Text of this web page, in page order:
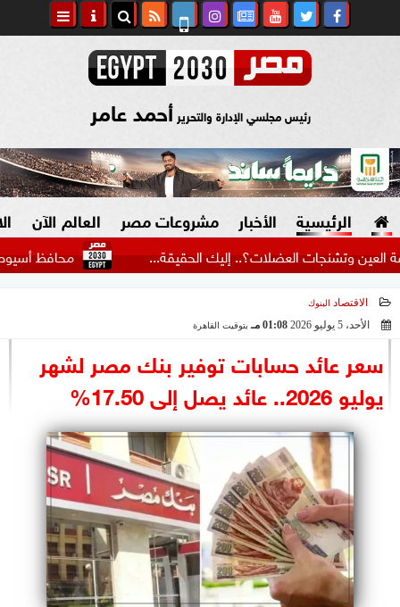
رئيس مجلسي الإدارة والتحرير أحمد عامر
الرئيسية الأخبار
السياسة
الرئاسة
البرلمان
الوزارات
الأحزاب
مشروعات مصر العالم الآن
محافظ أسيوط: حملات العضلات؟.. إليك الحقيقة...
الاقتصاد البنوك
الأحد، 5 يوليو 2026 01:08 مـ بتوقيت القاهرة
سعر عائد حسابات توفير بنك مصر لشهر
يوليو 2026.. عائد يصل إلى 17.50%